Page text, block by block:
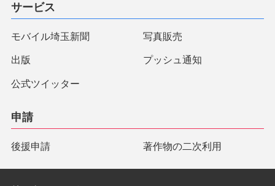
サービス
モバイル埼玉新聞 写真販売
出版 プッシュ通知
公式ツイッター
申請
後援申請 著作物の二次利用